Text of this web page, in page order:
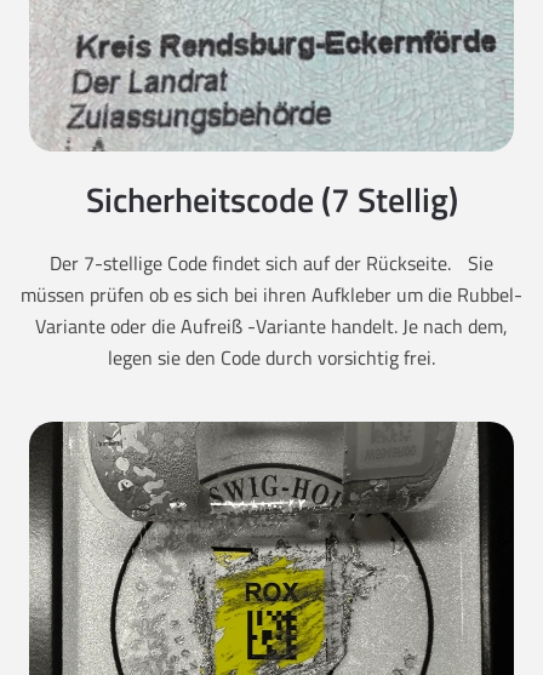
Sicherheitscode (7 Stellig)
Der 7-stellige Code findet sich auf der Rückseite. Sie
müssen prüfen ob es sich bei ihren Aufkleber um die Rubbel-
Variante oder die Aufreiß -Variante handelt. Je nach dem,
legen sie den Code durch vorsichtig frei.